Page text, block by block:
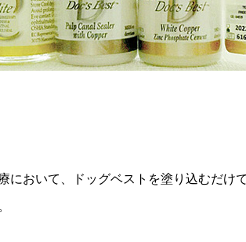
において、ドッグベストを塗り込むだけ